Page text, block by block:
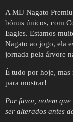
A MIJ Nagato
bónus únicos, com
Eagles. Estamos
Nagato ao jogo, ela
jornada pela árvore
É tudo por hoje, mas
para mostrar!
Por favor, notem
ser alterados antes